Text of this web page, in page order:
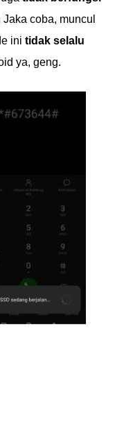
Jaka coba, muncul
ini tidak selalu
ya, geng.